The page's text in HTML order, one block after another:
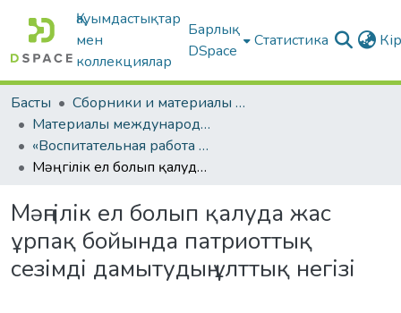
Қауымдастықтар
мен
коллекциялар
Барлық
DSpace
Статистика
Басты
Сборники и материалы конференций
Материалы международных научно-практических конференций
«Воспитательная работа в современном вузе»
Мəңгілік ел болып қалуда жас ұрпақ бойында патриоттық сезімді дамытудың ұлттық негізі
Мəңгілік ел болып қалуда жас
ұрпақ бойында патриоттық
сезімді дамытудың ұлттық негізі